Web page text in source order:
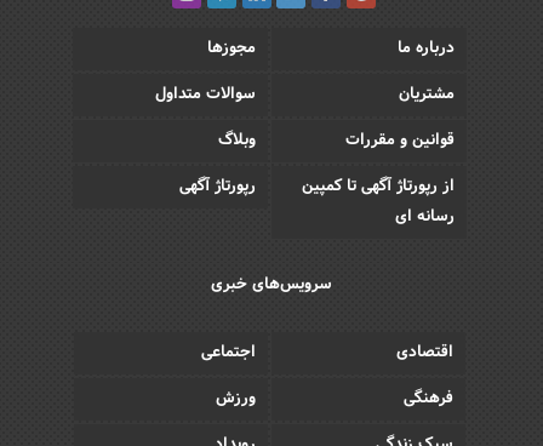
درباره ما
مجوزها
مشتریان
سوالات متداول
قوانین و مقررات
وبلاگ
از رپورتاژ آگهی تا کمپین
رسانه ای
رپورتاژ آگهی
سرویس‌های خبری
اقتصادی
اجتماعی
فرهنگی
ورزش